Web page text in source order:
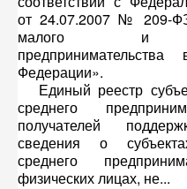
от 24.07.2007 № 209-
малого и
Федерации».
Единый реестр
среднего
получателей
сведения о
среднего
физических лицах, не...